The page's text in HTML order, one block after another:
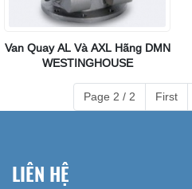
Van Quay AL Và AXL Hãng DMN
WESTINGHOUSE
Page 2 / 2 First
LIÊN HỆ